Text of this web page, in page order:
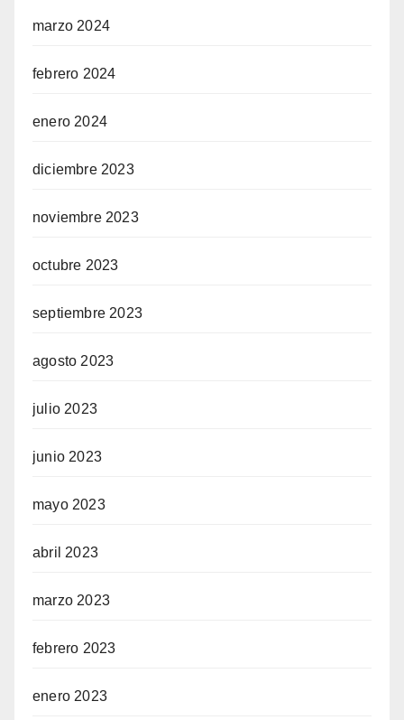
marzo 2024
febrero 2024
enero 2024
diciembre 2023
noviembre 2023
octubre 2023
septiembre 2023
agosto 2023
julio 2023
junio 2023
mayo 2023
abril 2023
marzo 2023
febrero 2023
enero 2023